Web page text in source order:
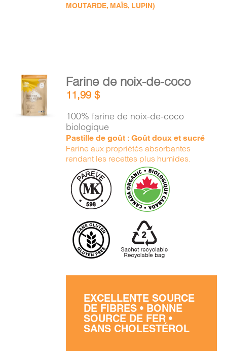
MOUTARDE, MAÏS, LUPIN)
AJOUTER
AU
PANIER
Farine de noix-de-coco
11,99$
100% farine de noix-de-coco
biologique
Pastille de goût : Goût doux et sucré
Farine aux propriétés absorbantes
rendant les recettes plus humides.
EXCELLENTE SOURCE
DE FIBRES • BONNE
SOURCE DE FER •
SANS CHOLESTÉROL